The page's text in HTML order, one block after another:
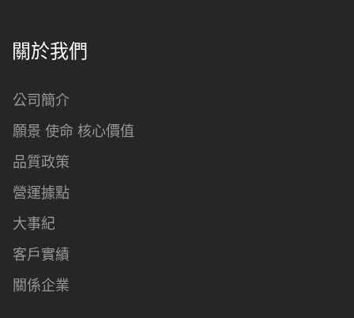
關於我們
公司簡介
願景 使命 核心價值
品質政策
營運據點
大事紀
客戶實績
關係企業